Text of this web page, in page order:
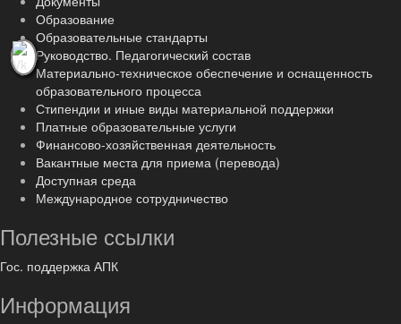
Образование
Образовательные стандарты
Руководство. Педагогический состав
Материально-техническое обеспечение и оснащенность
образовательного процесса
Стипендии и иные виды материальной поддержки
Платные образовательные услуги
Финансово-хозяйственная деятельность
Вакантные места для приема (перевода)
Доступная среда
Международное сотрудничество
Полезные ссылки
Гос. поддержка АПК
Информация